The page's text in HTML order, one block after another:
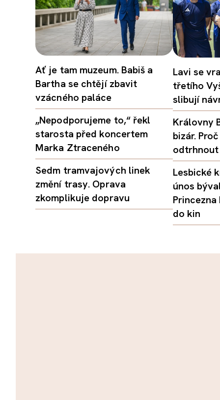
Ať je tam muzeum. Babiš a
Bartha se chtějí zbavit
vzácného paláce
„Nepodporujeme to,“ řekl
starosta před koncertem
Marka Ztraceného
Sedm tramvajových linek
změní trasy. Oprava
zkomplikuje dopravu
Lavi se
třetího
slibují
Královny
bizár.
odtrhnout
Lesbické
únos
do kin